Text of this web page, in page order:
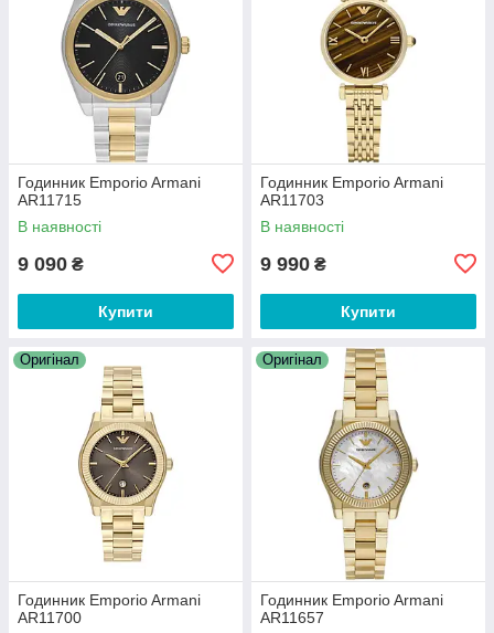
Годинник Emporio Armani
AR11715
В наявності
9 090 ₴
Купити
Годинник Emporio Armani
AR11703
В наявності
9 990 ₴
Купити
Оригінал
Годинник Emporio Armani
AR11700
Оригінал
Годинник Emporio Armani
AR11657